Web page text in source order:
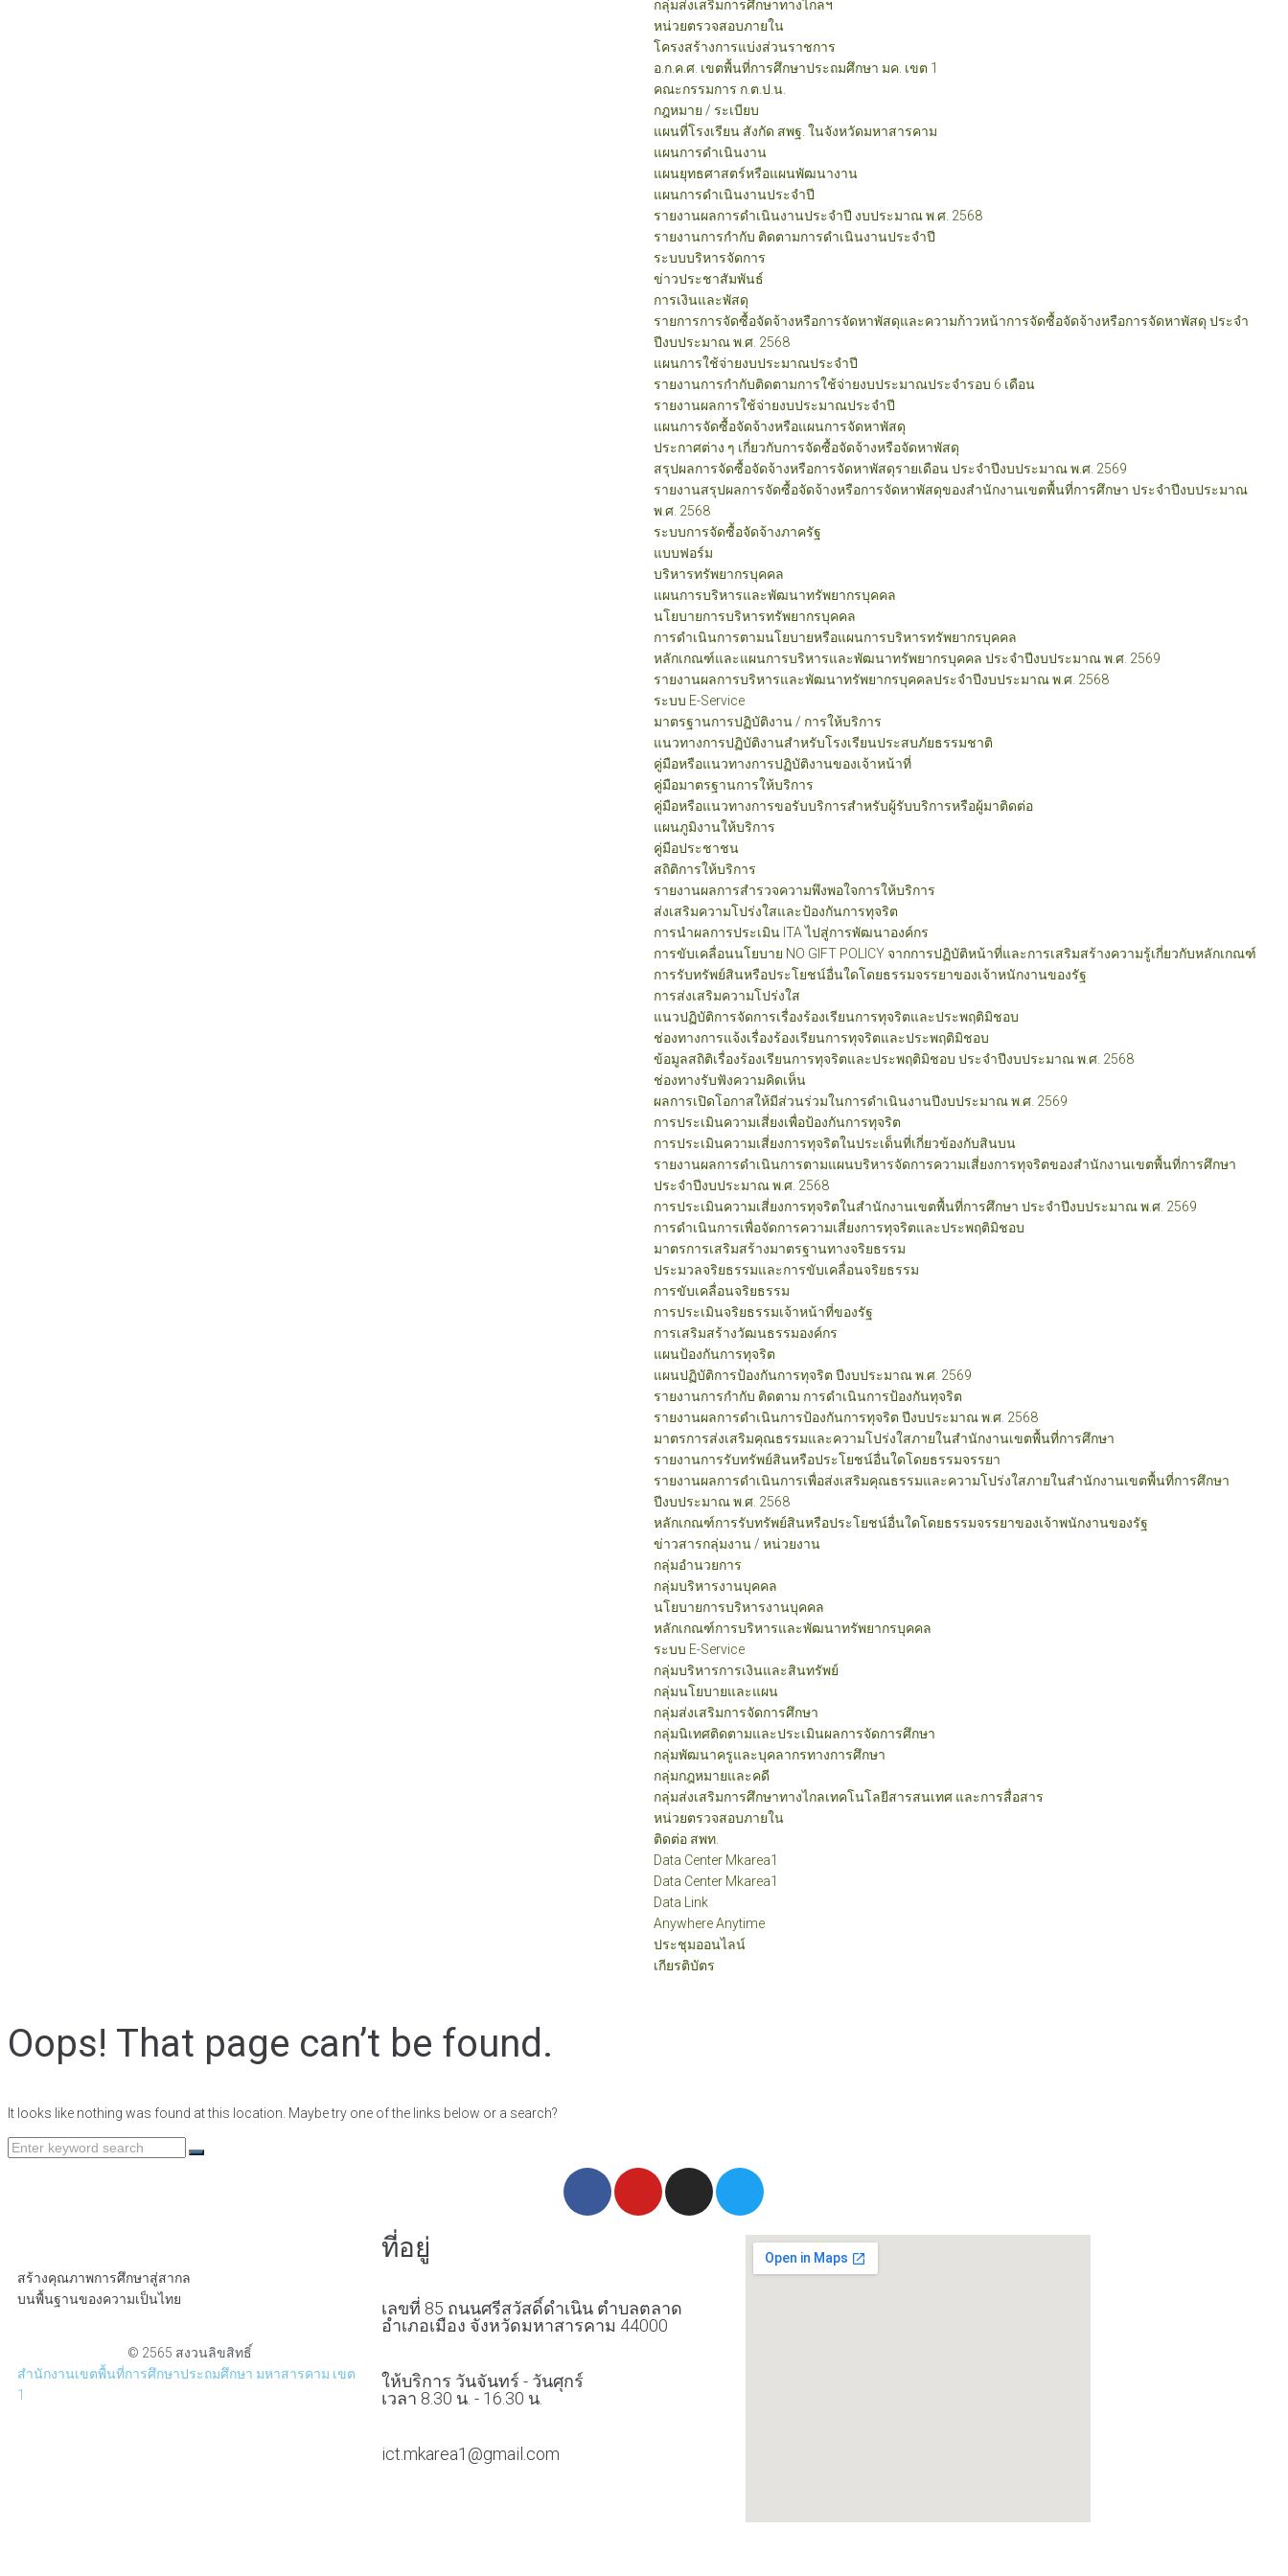
กลุ่มส่งเสริมการศึกษาทางไกลฯ
หน่วยตรวจสอบภายใน
โครงสร้างการแบ่งส่วนราชการ
อ.ก.ค.ศ. เขตพื้นที่การศึกษาประถมศึกษา มค. เขต 1
คณะกรรมการ ก.ต.ป.น.
กฎหมาย / ระเบียบ
แผนที่โรงเรียน สังกัด สพฐ. ในจังหวัดมหาสารคาม
แผนการดำเนินงาน
แผนยุทธศาสตร์หรือแผนพัฒนางาน
แผนการดำเนินงานประจำปี
รายงานผลการดำเนินงานประจำปี งบประมาณ พ.ศ. 2568
รายงานการกำกับ ติดตามการดำเนินงานประจำปี
ระบบบริหารจัดการ
ข่าวประชาสัมพันธ์
การเงินและพัสดุ
รายการการจัดซื้อจัดจ้างหรือการจัดหาพัสดุและความก้าวหน้าการจัดซื้อจัดจ้างหรือการจัดหาพัสดุ ประจำ
ปีงบประมาณ พ.ศ. 2568
แผนการใช้จ่ายงบประมาณประจำปี
รายงานการกำกับติดตามการใช้จ่ายงบประมาณประจำรอบ 6 เดือน
รายงานผลการใช้จ่ายงบประมาณประจำปี
แผนการจัดซื้อจัดจ้างหรือแผนการจัดหาพัสดุ
ประกาศต่าง ๆ เกี่ยวกับการจัดซื้อจัดจ้างหรือจัดหาพัสดุ
สรุปผลการจัดซื้อจัดจ้างหรือการจัดหาพัสดุรายเดือน ประจำปีงบประมาณ พ.ศ. 2569
รายงานสรุปผลการจัดซื้อจัดจ้างหรือการจัดหาพัสดุของสำนักงานเขตพื้นที่การศึกษา ประจำปีงบประมาณ
พ.ศ. 2568
ระบบการจัดซื้อจัดจ้างภาครัฐ
แบบฟอร์ม
บริหารทรัพยากรบุคคล
แผนการบริหารและพัฒนาทรัพยากรบุคคล
นโยบายการบริหารทรัพยากรบุคคล
การดำเนินการตามนโยบายหรือแผนการบริหารทรัพยากรบุคคล
หลักเกณฑ์และแผนการบริหารและพัฒนาทรัพยากรบุคคล ประจำปีงบประมาณ พ.ศ. 2569
รายงานผลการบริหารและพัฒนาทรัพยากรบุคคลประจำปีงบประมาณ พ.ศ. 2568
ระบบ E-Service
มาตรฐานการปฏิบัติงาน / การให้บริการ
แนวทางการปฏิบัติงานสำหรับโรงเรียนประสบภัยธรรมชาติ
คู่มือหรือแนวทางการปฏิบัติงานของเจ้าหน้าที่
คู่มือมาตรฐานการให้บริการ
คู่มือหรือแนวทางการขอรับบริการสำหรับผู้รับบริการหรือผู้มาติดต่อ
แผนภูมิงานให้บริการ
คู่มือประชาชน
สถิติการให้บริการ
รายงานผลการสำรวจความพึงพอใจการให้บริการ
ส่งเสริมความโปร่งใสและป้องกันการทุจริต
การนำผลการประเมิน ITA ไปสู่การพัฒนาองค์กร
การขับเคลื่อนนโยบาย NO GIFT POLICY จากการปฏิบัติหน้าที่และการเสริมสร้างความรู้เกี่ยวกับหลักเกณฑ์
การรับทรัพย์สินหรือประโยชน์อื่นใดโดยธรรมจรรยาของเจ้าหนักงานของรัฐ
การส่งเสริมความโปร่งใส
แนวปฏิบัติการจัดการเรื่องร้องเรียนการทุจริตและประพฤติมิชอบ
ช่องทางการแจ้งเรื่องร้องเรียนการทุจริตและประพฤติมิชอบ
ข้อมูลสถิติเรื่องร้องเรียนการทุจริตและประพฤติมิชอบ ประจำปีงบประมาณ พ.ศ. 2568
ช่องทางรับฟังความคิดเห็น
ผลการเปิดโอกาสให้มีส่วนร่วมในการดำเนินงานปีงบประมาณ พ.ศ. 2569
การประเมินความเสี่ยงเพื่อป้องกันการทุจริต
การประเมินความเสี่ยงการทุจริตในประเด็นที่เกี่ยวข้องกับสินบน
รายงานผลการดำเนินการตามแผนบริหารจัดการความเสี่ยงการทุจริตของสำนักงานเขตพื้นที่การศึกษา
ประจำปีงบประมาณ พ.ศ. 2568
การประเมินความเสี่ยงการทุจริตในสำนักงานเขตพื้นที่การศึกษา ประจำปีงบประมาณ พ.ศ. 2569
การดำเนินการเพื่อจัดการความเสี่ยงการทุจริตและประพฤติมิชอบ
มาตรการเสริมสร้างมาตรฐานทางจริยธรรม
ประมวลจริยธรรมและการขับเคลื่อนจริยธรรม
การขับเคลื่อนจริยธรรม
การประเมินจริยธรรมเจ้าหน้าที่ของรัฐ
การเสริมสร้างวัฒนธรรมองค์กร
แผนป้องกันการทุจริต
แผนปฏิบัติการป้องกันการทุจริต ปีงบประมาณ พ.ศ. 2569
รายงานการกำกับ ติดตาม การดำเนินการป้องกันทุจริต
รายงานผลการดำเนินการป้องกันการทุจริต ปีงบประมาณ พ.ศ. 2568
มาตรการส่งเสริมคุณธรรมและความโปร่งใสภายในสำนักงานเขตพื้นที่การศึกษา
รายงานการรับทรัพย์สินหรือประโยชน์อื่นใดโดยธรรมจรรยา
รายงานผลการดำเนินการเพื่อส่งเสริมคุณธรรมและความโปร่งใสภายในสำนักงานเขตพื้นที่การศึกษา
ปีงบประมาณ พ.ศ. 2568
หลักเกณฑ์การรับทรัพย์สินหรือประโยชน์อื่นใดโดยธรรมจรรยาของเจ้าพนักงานของรัฐ
ข่าวสารกลุ่มงาน / หน่วยงาน
กลุ่มอำนวยการ
กลุ่มบริหารงานบุคคล
นโยบายการบริหารงานบุคคล
หลักเกณฑ์การบริหารและพัฒนาทรัพยากรบุคคล
ระบบ E-Service
กลุ่มบริหารการเงินและสินทรัพย์
กลุ่มนโยบายและแผน
กลุ่มส่งเสริมการจัดการศึกษา
กลุ่มนิเทศติดตามและประเมินผลการจัดการศึกษา
กลุ่มพัฒนาครูและบุคลากรทางการศึกษา
กลุ่มกฎหมายและคดี
กลุ่มส่งเสริมการศึกษาทางไกลเทคโนโลยีสารสนเทศ และการสื่อสาร
หน่วยตรวจสอบภายใน
ติดต่อ สพท.
Data Center Mkarea1
Data Center Mkarea1
Data Link
Anywhere Anytime
ประชุมออนไลน์
เกียรติบัตร
Oops! That page can’t be found.
It looks like nothing was found at this location. Maybe try one of the links below or a search?
สร้างคุณภาพการศึกษาสู่สากล
บนพื้นฐานของความเป็นไทย
© 2565 สงวนลิขสิทธิ์
สำนักงานเขตพื้นที่การศึกษาประถมศึกษา มหาสารคาม เขต
1
ที่อยู่
เลขที่ 85 ถนนศรีสวัสดิ์ดำเนิน ตำบลตลาด
อำเภอเมือง จังหวัดมหาสารคาม 44000
ให้บริการ วันจันทร์ - วันศุกร์
เวลา 8.30 น. - 16.30 น.
ict.mkarea1@gmail.com